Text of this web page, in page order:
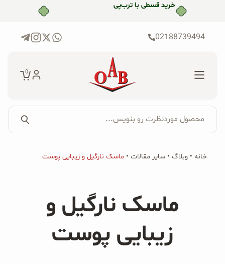
02188739494
0
برای:
جستجو...
پکیج‌ها
محصولات ارگانیک
محصولات جو دوسر
محصول موردنظرت رو بنویس...
خانه • وبلاگ • سایر مقالات • ماسک نارگیل و زیبایی پوست
ماسک نارگیل و
زیبایی پوست